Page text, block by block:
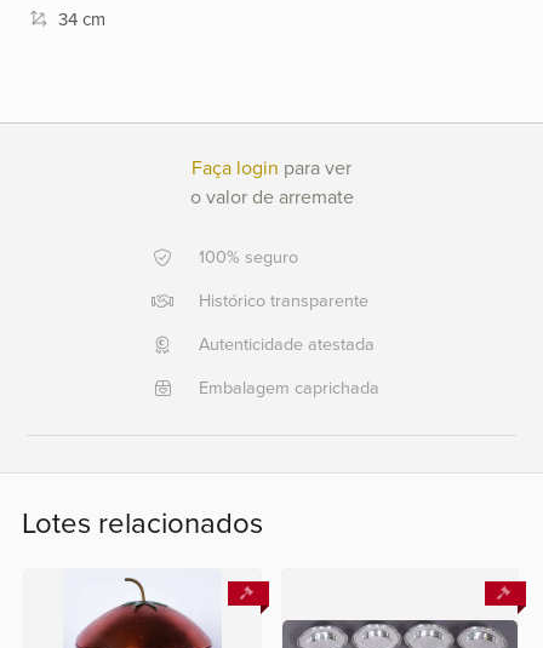
Ajuda?
0791
21
2554
34 cm
Faça login para ver
o valor de arremate
100% seguro
Histórico transparente
Autenticidade atestada
Embalagem caprichada
Lotes relacionados